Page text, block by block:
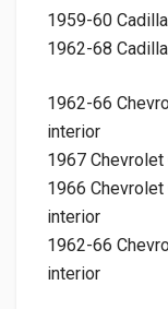
1959-60
1962-68
1962-66
interior
1967
1966
interior
1962-66
interior